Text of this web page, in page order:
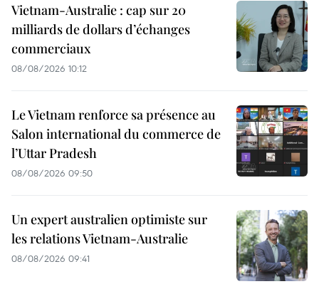
Vietnam-Australie : cap sur 20
milliards de dollars d’échanges
commerciaux
08/08/2026 10:12
Le Vietnam renforce sa présence au
Salon international du commerce de
l’Uttar Pradesh
08/08/2026 09:50
Un expert australien optimiste sur
les relations Vietnam-Australie
08/08/2026 09:41